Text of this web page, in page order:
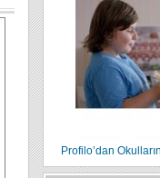
Profilo’dan